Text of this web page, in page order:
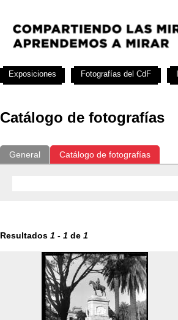
Catálogo de fotografías
General Catálogo de fotografías
Resultados 1 - 1 de 1
Exposiciones Fotografías del CdF